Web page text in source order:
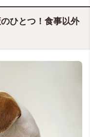
ひとつ！食事以外